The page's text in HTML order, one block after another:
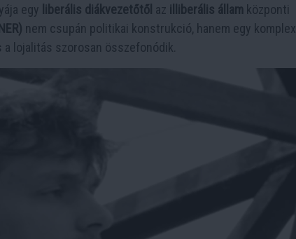
egy liberális diákvezetőtől az illiberális állam központi
nem csupán politikai konstrukció, hanem egy komplex
a lojalitás szorosan összefonódik.